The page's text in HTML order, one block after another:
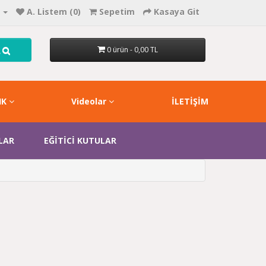
A. Listem (0) Sepetim Kasaya Git
0 ürün - 0,00 TL
Videolar İLETİŞİM
EĞİTİCİ KUTULAR